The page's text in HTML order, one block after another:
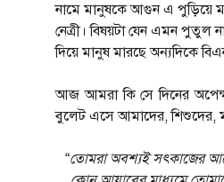
নামে মানুষকে আগুন এ পুড়িয়ে
নেত্রী। বিষয়টা যেন এমন পুতুল
দিয়ে মানুষ মারছে অন্যদিকে
আজ আমরা কি সে দিনের
বুলেট এসে আমাদের, শিশুদের,
“তোমরা অবশ্যই সৎকাজের